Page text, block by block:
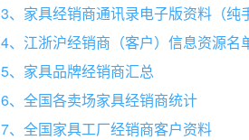
3、家具经销商通讯录电子版资料（纯
4、江浙沪经销商（客户）信息资源名
5、家具品牌经销商汇总
6、全国各卖场家具经销商统计
7、全国家具工厂经销商客户资料